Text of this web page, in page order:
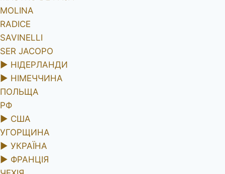
MOLINA
RADICE
SAVINELLI
SER JACOPO
► НІДЕРЛАНДИ
► НІМЕЧЧИНА
ПОЛЬЩА
РФ
► США
УГОРЩИНА
► УКРАЇНА
► ФРАНЦІЯ